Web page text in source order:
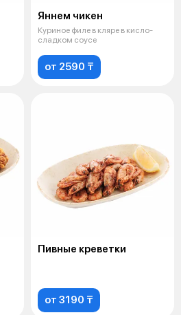
Яннем чикен
Куриное филе в кляре в кисло-
сладком соусе
от 2590 ₸
Пивные креветки
от 3190 ₸